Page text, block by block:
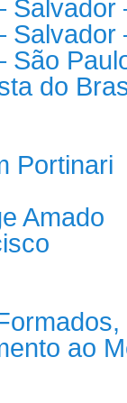
Salvador
São
do
Portinari
Amado
ao